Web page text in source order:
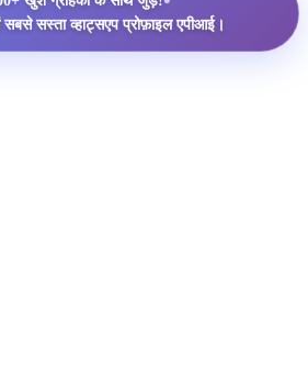
सबसे सस्ता व्हाट्सएप प्रोफ़ाइल एपीआई।